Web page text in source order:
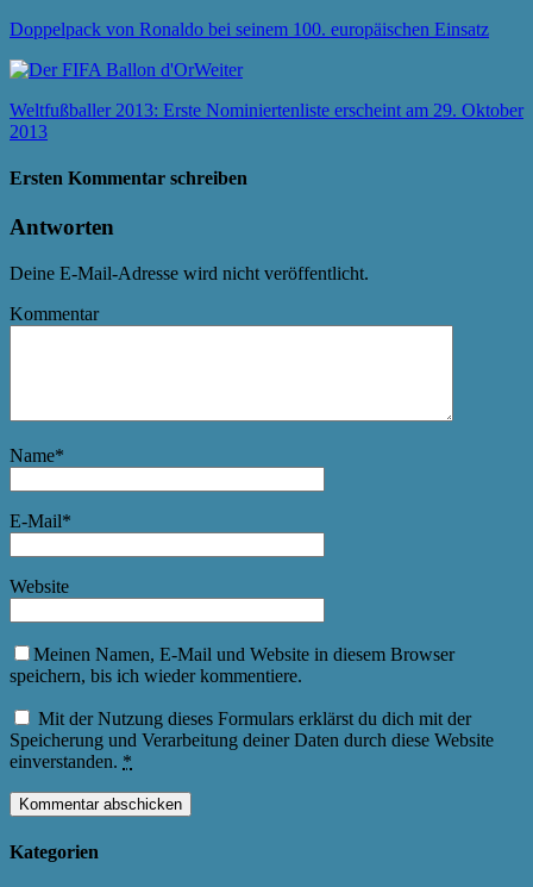
Doppelpack von Ronaldo bei seinem 100. europäischen Einsatz
Weiter
Weltfußballer 2013: Erste Nominiertenliste erscheint am 29. Oktober
2013
Ersten Kommentar schreiben
Antworten
Deine E-Mail-Adresse wird nicht veröffentlicht.
Kommentar
Name*
E-Mail*
Website
Meinen Namen, E-Mail und Website in diesem Browser
speichern, bis ich wieder kommentiere.
Mit der Nutzung dieses Formulars erklärst du dich mit der
Speicherung und Verarbeitung deiner Daten durch diese Website
einverstanden. *
Kategorien